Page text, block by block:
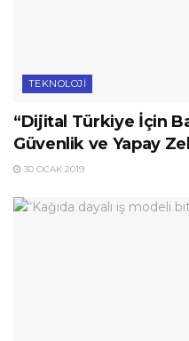
TEKNOLOJI
“Dijital Türkiye İçin
Güvenlik ve Yapay
30 OCAK 2019